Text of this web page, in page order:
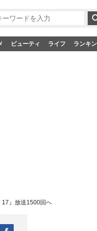
ビューティ ライフ ランキ
17』放送1500回へ